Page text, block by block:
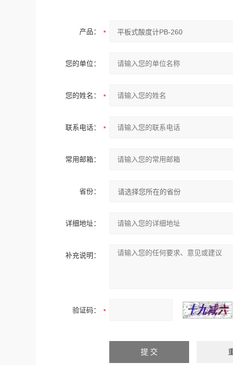
产品：
您的单位：
您的姓名：
联系电话：
常用邮箱：
省份：
详细地址：
补充说明：
验证码：